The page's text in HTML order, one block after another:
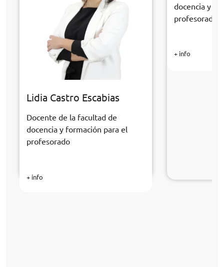
Lidia Castro Escabias
Docente de la facultad de
docencia y formación para el
profesorado
+ info
docencia y
profesorado
+ info